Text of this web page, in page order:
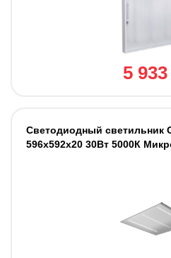
5 933
Светодиодный светильник
596х592х20 30Вт 5000К